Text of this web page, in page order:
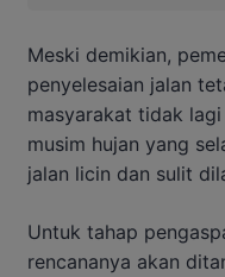
Meski demikian,
penyelesaian jalan
masyarakat tidak
musim hujan yang
jalan licin dan sulit
Untuk tahap
rencananya akan